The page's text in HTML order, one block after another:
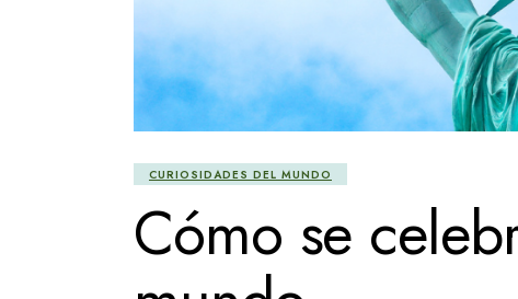
CURIOSIDADES DEL MUNDO
Cómo se